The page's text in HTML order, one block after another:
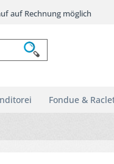
auf Rechnung möglich
Fondue &